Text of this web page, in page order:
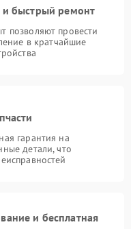
и быстрый ремонт
позволяют провести
в кратчайшие
гарантия на
детали, что
и бесплатная